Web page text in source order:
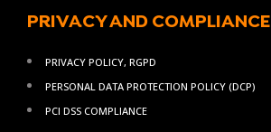
PRIVACY AND COMPLIANCE
PRIVACY POLICY, RGPD
PERSONAL DATA PROTECTION POLICY (DCP)
PCI DSS COMPLIANCE